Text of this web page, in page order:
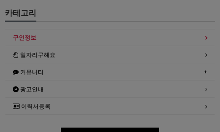
카테고리
구인정보
일자리구해요
커뮤니티
광고안내
이력서등록